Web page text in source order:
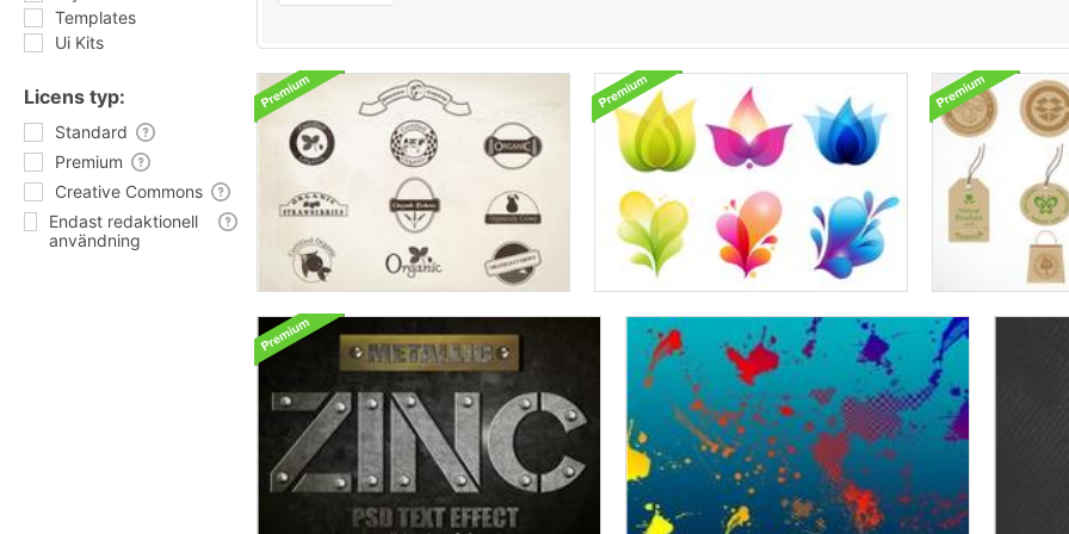
Templates
Ui Kits
Licens typ:
Standard
Premium
Creative Commons
Endast redaktionell
användning